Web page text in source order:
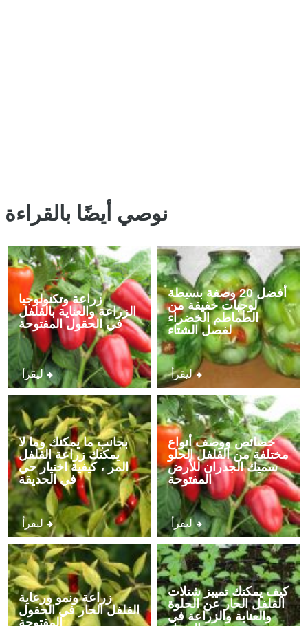
نوصي أيضًا بالقراءة
زراعة وتكنولوجيا
الزراعة والعناية بالفلفل
في الحقول المفتوحة
ليقرأ
أفضل 20 وصفة بسيطة
لوجبات خفيفة من
الطماطم الخضراء
لفصل الشتاء
ليقرأ
بجانب ما يمكنك وما لا
يمكنك زراعة الفلفل
المر ، كيفية اختيار حي
في الحديقة
ليقرأ
خصائص ووصف أنواع
مختلفة من الفلفل الحلو
سميك الجدران للأرض
المفتوحة
ليقرأ
زراعة ونمو ورعاية
الفلفل الحار في الحقول
المفتوحة
كيف يمكنك تمييز شتلات
الفلفل الحار عن الحلوة
والعناية والزراعة في